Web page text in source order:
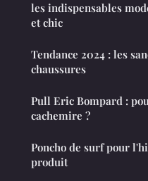
les indispensables
et chic
Tendance 2024 : les
chaussures
Pull Eric Bompard :
cachemire ?
Poncho de surf pour
produit